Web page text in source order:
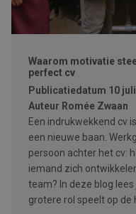
Waarom motivatie
perfect cv
Publicatiedatum 10
Auteur Romée Zwaan
Een indrukwekkend cv
een nieuwe baan.
persoon achter het cv:
iemand zich
team? In deze blog
grotere rol speelt op de